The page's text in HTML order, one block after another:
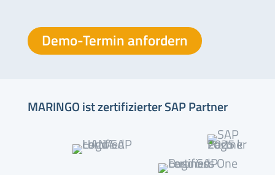
Demo-Termin anfordern
MARINGO ist zertifizierter SAP Partner